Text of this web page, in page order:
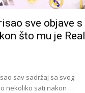
sve objave s
što mu je Real
sav sadržaj sa svog
nekoliko sati nakon …